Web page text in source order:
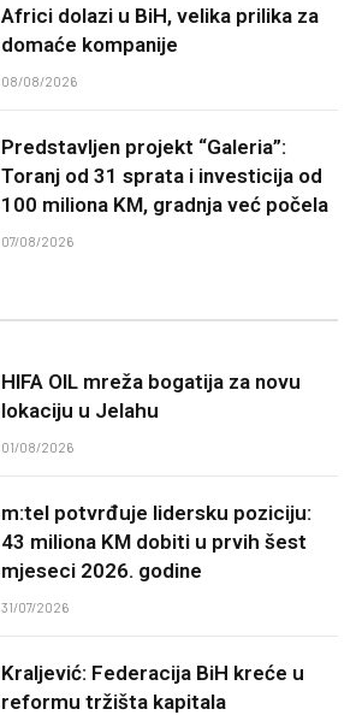
Africi dolazi u BiH, velika prilika za
domaće kompanije
08/08/2026
Predstavljen projekt “Galeria”:
Toranj od 31 sprata i investicija od
100 miliona KM, gradnja već počela
07/08/2026
HIFA OIL mreža bogatija za novu
lokaciju u Jelahu
01/08/2026
m:tel potvrđuje lidersku poziciju:
43 miliona KM dobiti u prvih šest
mjeseci 2026. godine
31/07/2026
Kraljević: Federacija BiH kreće u
reformu tržišta kapitala